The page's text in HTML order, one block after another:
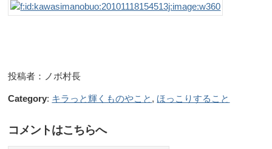
投稿者：ノボ村長
Category: キラっと輝くものやこと ,ほっこりすること
コメントはこちらへ